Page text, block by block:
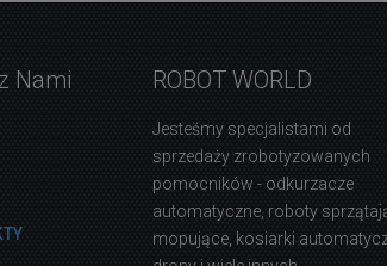
Nami ROBOT WORLD
Jesteśmy specjalistami od
sprzedaży zrobotyzowanych
pomocników - odkurzacze
automatyczne, roboty
mopujące, kosiarki